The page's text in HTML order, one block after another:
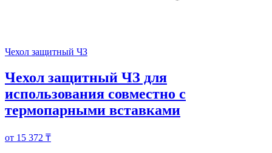
Чехол защитный ЧЗ
Чехол защитный ЧЗ для
использования совместно с
термопарными вставками
от 15 372 ₸